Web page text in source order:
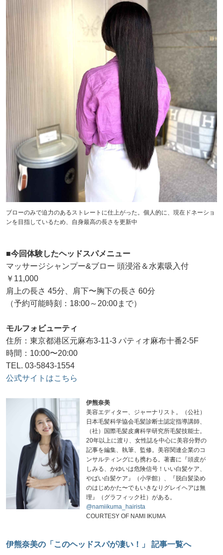
ブローのみで迫力のあるストレートに仕上がった。個人的に、現在ドネーショ
ンを目指しているため、自身最高の長さを更新中
■今回体験したヘッドスパメニュー
マッサージシャンプー&ブロー 頭浸浴＆水素吸入付
￥11,000
肩上の長さ 45分、肩下〜胸下の長さ 60分
（予約可能時刻：18:00～20:00まで）
モルフォビューティ
住所：東京都港区元麻布3-11-3 パティオ麻布十番2-5F
時間：10:00〜20:00
TEL. 03-5843-1554
公式サイトはこちら
伊熊奈美
美容エディター、ジャーナリスト。（公社）
日本毛髪科学協会毛髪診断士認定指導講師、
（社）国際毛髪皮膚科学研究所毛髪技能士。
20年以上に渡り、女性誌を中心に美容分野の
記事を編集、執筆、監修。美容関連企業のコ
ンサルティングにも携わる。著書に『頭皮が
しみる、かゆいは危険信号！いい白髪ケア、
やばい白髪ケア』（小学館）、『脱白髪染め
のはじめかた〜でもいきなりグレイヘアは無
理』（グラフィック社）がある。
@namiikuma_hairista
COURTESY OF NAMI IKUMA
伊熊奈美の「このヘッドスパが凄い！」 記事一覧へ